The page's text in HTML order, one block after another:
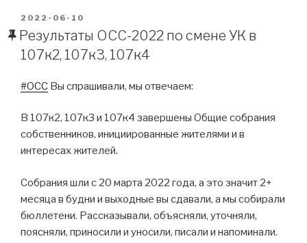
POSTED
ON
2022-06-10
Результаты ОСС-2022 по смене УК в
107к2, 107к3, 107к4
#ОСС Вы спрашивали, мы отвечаем:
В 107к2, 107к3 и 107к4 завершены Общие собрания
собственников, инициированные жителями и в
интересах жителей.
Собрания шли с 20 марта 2022 года, а это значит 2+
месяца в будни и выходные вы сдавали, а мы собирали
бюллетени. Рассказывали, объясняли, уточняли,
поясняли, приносили и уносили, писали и напоминали.